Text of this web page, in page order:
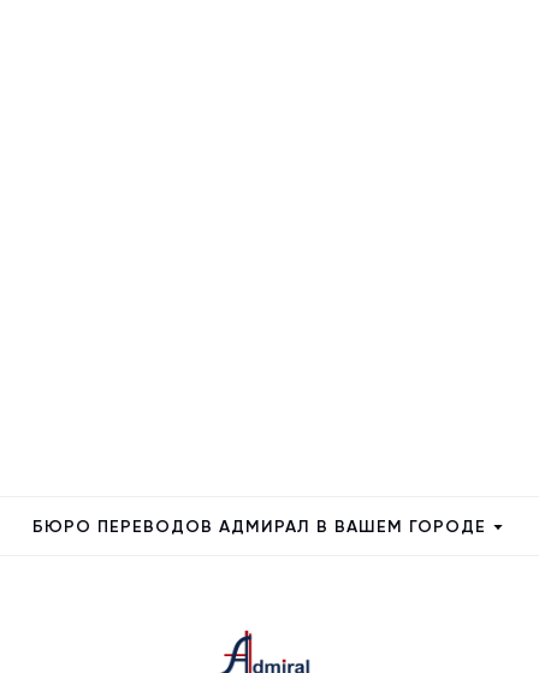
БЮРО ПЕРЕВОДОВ АДМИРАЛ В ВАШЕМ ГОРОДЕ